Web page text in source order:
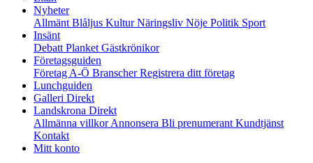
Nyheter
Allmänt Blåljus KulturNäringsliv Nöje Politik Sport
Insänt
Debatt Planket Gästkrönikor
Företagsguiden
Företag A-Ö BranscherRegistrera ditt företag
Lunchguiden
Galleri Direkt
Landskrona Direkt
Allmänna villkorAnnonsera Bli prenumerant Kundtjänst
Kontakt
Mitt konto